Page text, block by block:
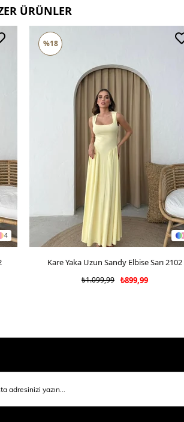
ÜRÜNLER
4
SEPETE EKLE
Kare Yaka Uzun Sandy Elbise Sarı 2102
₺899,99
₺1.099,99
%18